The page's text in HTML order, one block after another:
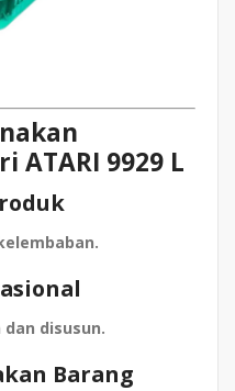
ATARI 9929 L
disusun.
Barang